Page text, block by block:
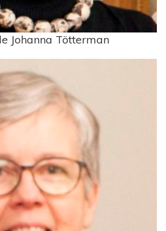
Johanna Tötterman